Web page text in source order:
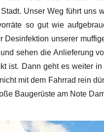
Unser Weg führt uns
so gut wie
unserer
sehen die Anlieferung
ist. Dann geht es weiter
mit dem Fahrrad rein
Baugerüste am Note